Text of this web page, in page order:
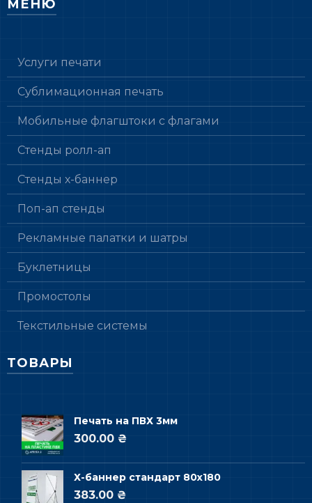
МЕНЮ
Услуги печати
Сублимационная печать
Мобильные флагштоки с флагами
Стенды ролл-ап
Стенды х-баннер
Поп-ап стенды
Рекламные палатки и шатры
Буклетницы
Промостолы
Текстильные системы
ТОВАРЫ
Печать на ПВХ 3мм
300.00 ₴
Х-баннер стандарт 80х180
383.00 ₴